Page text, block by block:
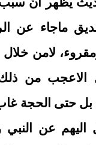
ماجاء عن
لامن خلال
الاعجب من
بل حتى الحجة
اليهم عن النبي